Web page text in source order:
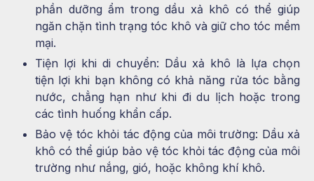
phần dưỡng ẩm trong dầu xả khô có thể giúp
ngăn chặn tình trạng tóc khô và giữ cho tóc mềm
mại.
Tiện lợi khi di chuyển: Dầu xả khô là lựa chọn
tiện lợi khi bạn không có khả năng rửa tóc bằng
nước, chẳng hạn như khi đi du lịch hoặc trong
các tình huống khẩn cấp.
Bảo vệ tóc khỏi tác động của môi trường: Dầu xả
khô có thể giúp bảo vệ tóc khỏi tác động của môi
trường như nắng, gió, hoặc không khí khô.